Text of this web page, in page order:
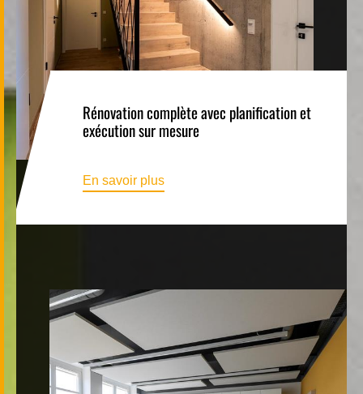
Rénovation complète avec planification et
exécution sur mesure
En savoir plus